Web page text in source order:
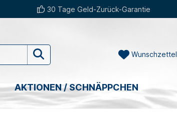
30 Tage Geld-Zurück-Garantie
Wunschzettel
AKTIONEN / SCHNÄPPCHEN